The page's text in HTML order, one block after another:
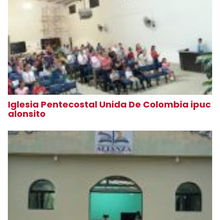
Iglesia Pentecostal Unida De Colombia ipuc
alonsito